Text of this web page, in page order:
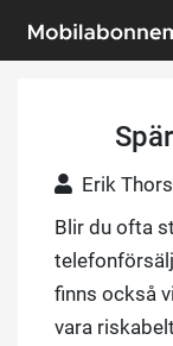
Erik
Blir du ofta
finns också
vara